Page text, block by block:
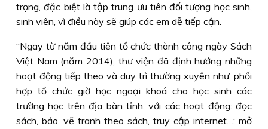
trọng, đặc biệt là tập trung ưu tiên đối tượng học sinh,
sinh viên, vì điều này sẽ giúp các em dễ tiếp cận.
“Ngay từ năm đầu tiên tổ chức thành công ngày Sách
Việt Nam (năm 2014), thư viện đã định hướng những
hoạt động tiếp theo và duy trì thường xuyên như: phối
hợp tổ chức giờ học ngoại khoá cho học sinh các
trường học trên địa bàn tỉnh, với các hoạt động: đọc
sách, báo, vẽ tranh theo sách, truy cập internet…; mở